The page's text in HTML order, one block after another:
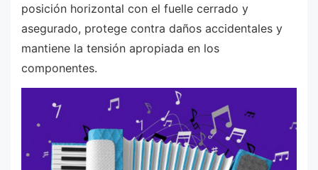
posición horizontal con el fuelle cerrado y
asegurado, protege contra daños accidentales y
mantiene la tensión apropiada en los
componentes.